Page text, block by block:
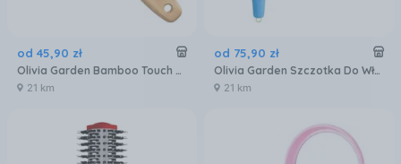
od 45,90 zł
Olivia Garden Bamboo Touch Detangle Combo M
21 km
od 75,90 zł
Olivia Garden Szczotka Do Włosów Fingerbrush Care Iconic Niebieski
21 km